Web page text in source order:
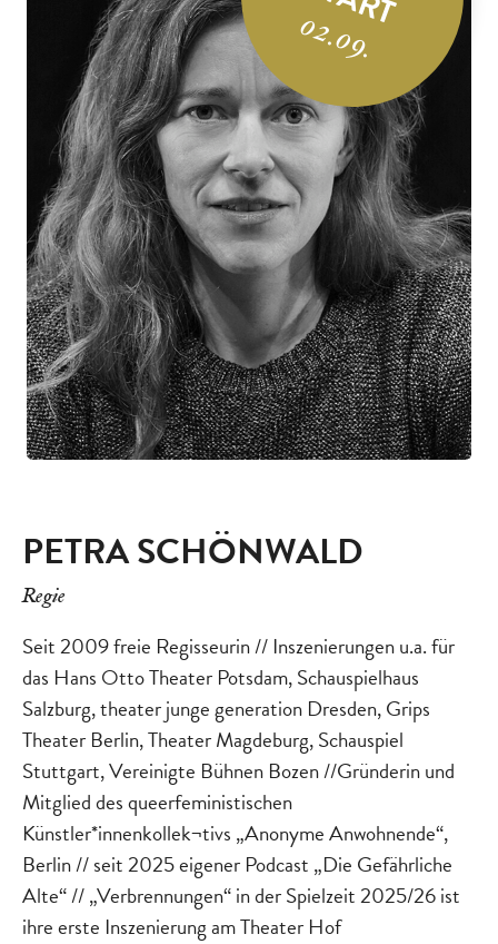
02.09.
PETRA SCHÖNWALD
Regie
Seit 2009 freie Regisseurin // Inszenierungen u.a. für
das Hans Otto Theater Potsdam, Schauspielhaus
Salzburg, theater junge generation Dresden, Grips
Theater Berlin, Theater Magdeburg, Schauspiel
Stuttgart, Vereinigte Bühnen Bozen //Gründerin und
Mitglied des queerfeministischen
Künstler*innenkollek¬tivs „Anonyme Anwohnende“,
Berlin // seit 2025 eigener Podcast „Die Gefährliche
Alte“ // „Verbrennungen“ in der Spielzeit 2025/26 ist
ihre erste Inszenierung am Theater Hof